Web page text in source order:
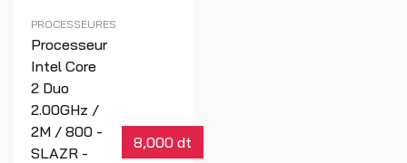
PROCESSEURES
Processeur
Intel Core
2 Duo
2.00GHz /
2M / 800 -
SLAZR -
8,000 dt